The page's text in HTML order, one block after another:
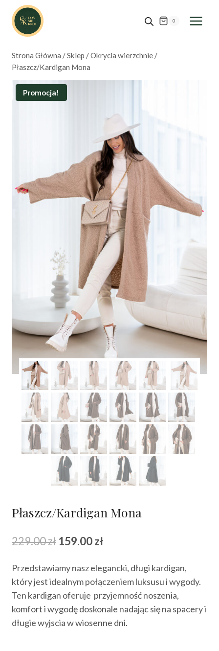
Przejdź
treści
0
Strona Główna /Sklep /Okrycia wierzchnie /
Płaszcz/Kardigan Mona
Promocja!
Płaszcz/Kardigan Mona
229.00zł Pierwotna
wynosiła:
229.00 zł.
159.00zł
wynosi:
159.00 zł.
Przedstawiamy nasz elegancki, długi kardigan,
który jest idealnym połączeniem luksusu i wygody.
Ten kardigan oferuje przyjemność noszenia,
komfort i wygodę doskonale nadając się na spacery i
długie wyjscia w wiosenne dni.